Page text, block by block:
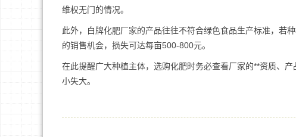
维权无门的情况。
此外，白牌化肥厂家的产品往往不符合绿色食品生产标准，若
的销售机会，损失可达每亩500-800元。
在此提醒广大种植主体，选购化肥时务必查看厂家的**资质、
小失大。